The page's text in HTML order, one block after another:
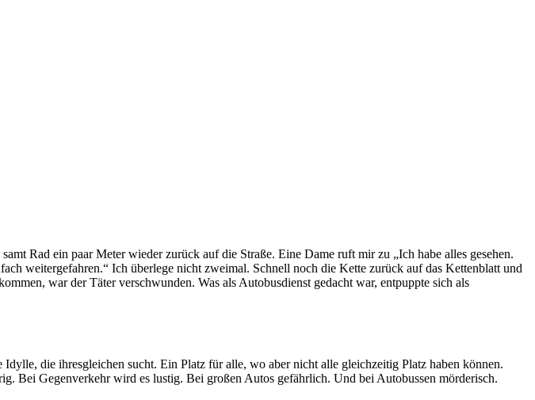
Rad ein paar Meter wieder zurück auf die Straße. Eine Dame ruft mir zu „Ich habe alles gesehen.
weitergefahren.“ Ich überlege nicht zweimal. Schnell noch die Kette zurück auf das Kettenblatt und
war der Täter verschwunden. Was als Autobusdienst gedacht war, entpuppte sich als
die ihresgleichen sucht. Ein Platz für alle, wo aber nicht alle gleichzeitig Platz haben können.
Bei Gegenverkehr wird es lustig. Bei großen Autos gefährlich. Und bei Autobussen mörderisch.